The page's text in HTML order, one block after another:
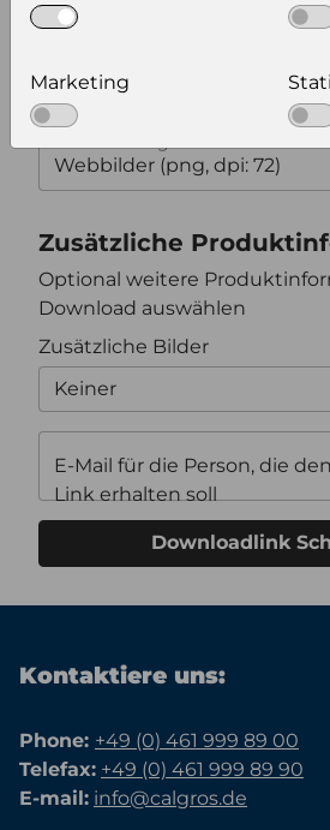
wählen Sie eine Auflösung für
Zusätzliche
Optional weitere
Download auswählen
Zusätzliche Bilder
Keiner
E-Mail für die Person, die den
Link erhalten soll
Downloadlink
Kontaktiere uns:
Phone: +49 (0) 461 999 89 00
Telefax: +49 (0) 461 999 89 90
E-mail: info@calgros.de
Marketing